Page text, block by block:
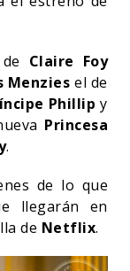
Claire Foy
Menzies el de
Phillip y
Princesa
.
de lo que
llegarán en
de Netflix.